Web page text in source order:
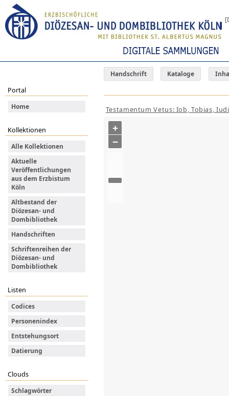
Handschrift Kataloge
Portal
Home
Kollektionen
Alle Kollektionen
Aktuelle
Veröffentlichungen
aus dem Erzbistum
Köln
Altbestand der
Diözesan- und
Dombibliothek
Handschriften
Schriftenreihen der
Diözesan- und
Dombibliothek
Listen
Codices
Personenindex
Entstehungsort
Datierung
Clouds
Schlagwörter
Testamentum Vetus: Iob, Tobias,
+
−